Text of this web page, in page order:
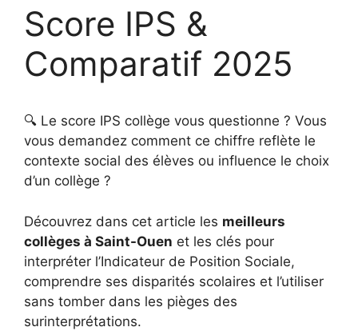
Score IPS &
Comparatif 2025
🔍 Le score IPS collège vous questionne ? Vous
vous demandez comment ce chiffre reflète le
contexte social des élèves ou influence le choix
d’un collège ?
Découvrez dans cet article les meilleurs
collèges à Saint-Ouen et les clés pour
interpréter l’Indicateur de Position Sociale,
comprendre ses disparités scolaires et l’utiliser
sans tomber dans les pièges des
surinterprétations.